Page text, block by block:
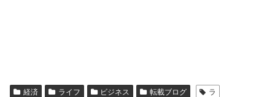
経済 ライフ ビジネス 転載ブログ ラ